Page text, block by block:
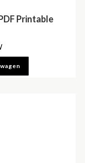
Printable